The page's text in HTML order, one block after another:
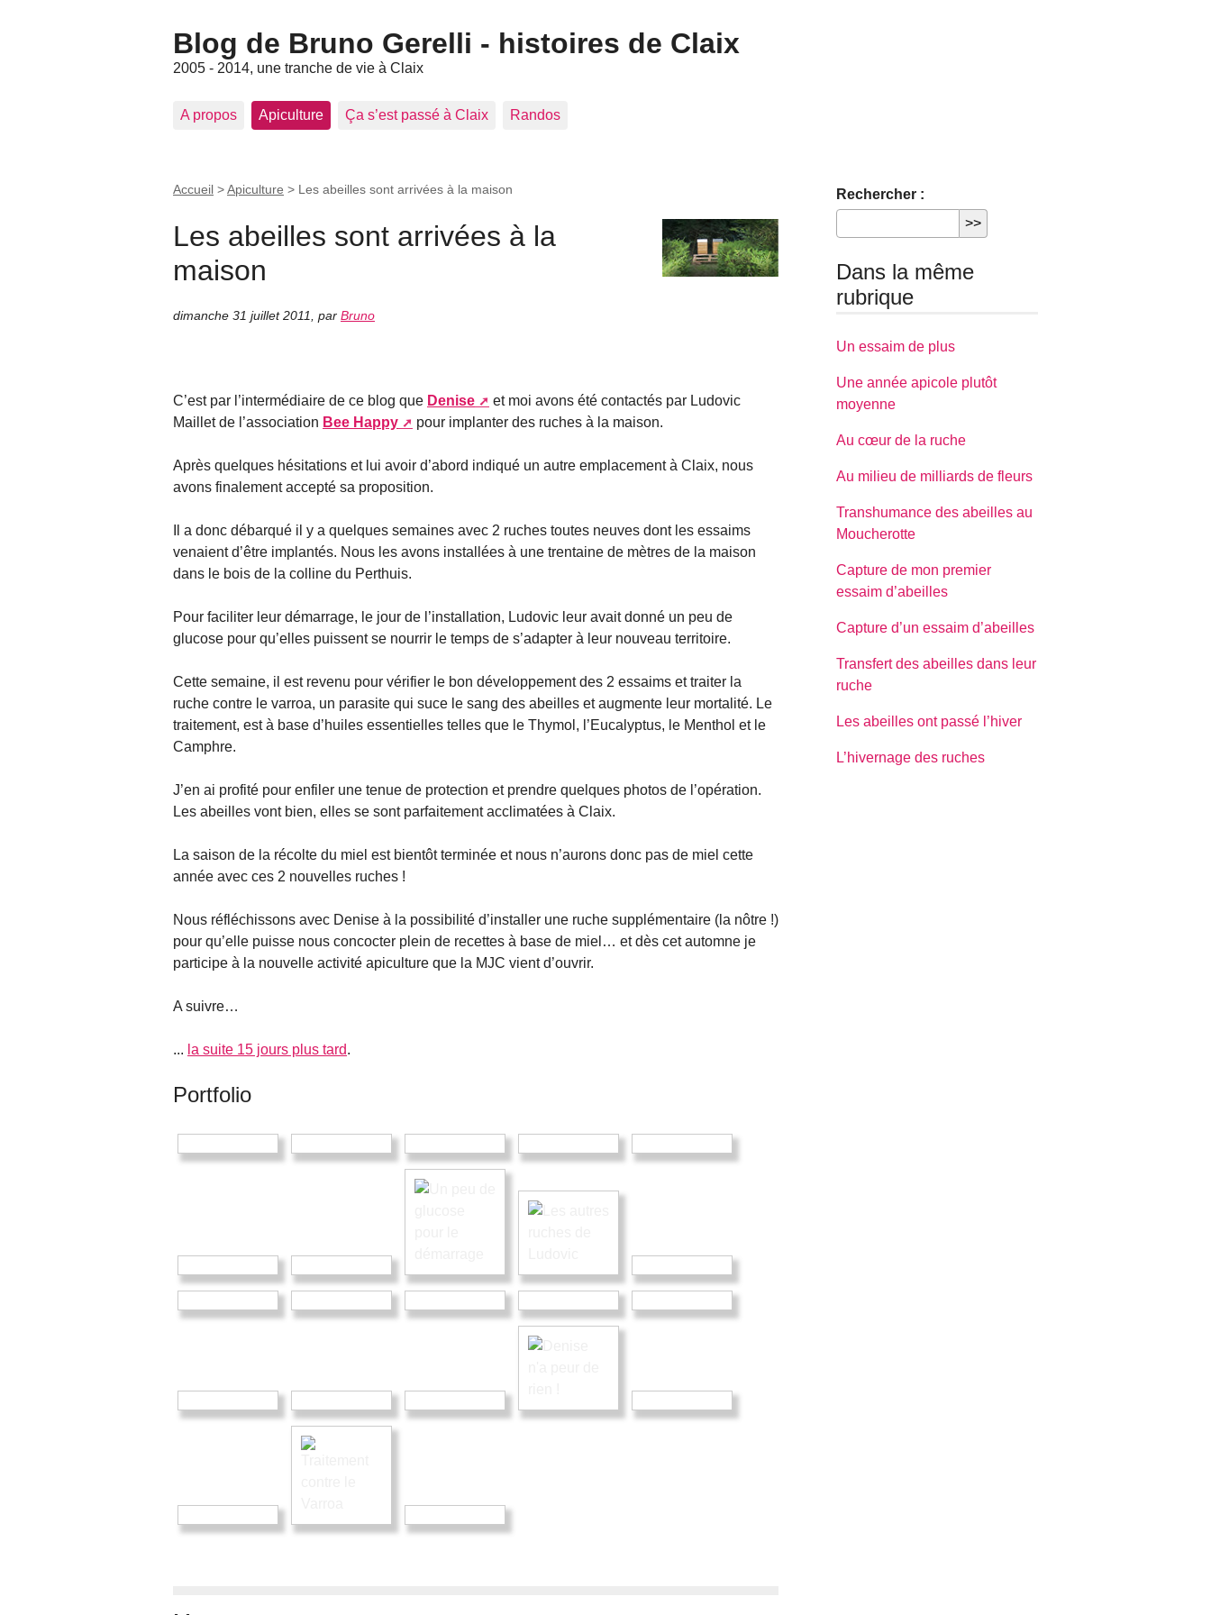
Blog de Bruno Gerelli - histoires de Claix
2005 - 2014, une tranche de vie à Claix
A propos Apiculture Ça s’est passé à Claix Randos
Accueil >Apiculture > Les abeilles sont arrivées à la maison
Les abeilles sont arrivées à la
maison
dimanche 31 juillet 2011 par Bruno
C’est par l’intermédiaire de ce blog que Denise
et moi avons été contactés par Ludovic
Maillet de l’association Bee Happy pour implanter des ruches à la maison.
Après quelques hésitations et lui avoir d’abord indiqué un autre emplacement à Claix, nous
avons finalement accepté sa proposition.
Il a donc débarqué il y a quelques semaines avec 2 ruches toutes neuves dont les essaims
venaient d’être implantés. Nous les avons installées à une trentaine de mètres de la maison
dans le bois de la colline du Perthuis.
Pour faciliter leur démarrage, le jour de l’installation, Ludovic leur avait donné un peu de
glucose pour qu’elles puissent se nourrir le temps de s’adapter à leur nouveau territoire.
Cette semaine, il est revenu pour vérifier le bon développement des 2 essaims et traiter la
ruche contre le varroa, un parasite qui suce le sang des abeilles et augmente leur mortalité. Le
traitement, est à base d’huiles essentielles telles que le Thymol, l’Eucalyptus, le Menthol et le
Camphre.
J’en ai profité pour enfiler une tenue de protection et prendre quelques photos de l’opération.
Les abeilles vont bien, elles se sont parfaitement acclimatées à Claix.
La saison de la récolte du miel est bientôt terminée et nous n’aurons donc pas de miel cette
année avec ces 2 nouvelles ruches !
Nous réfléchissons avec Denise à la possibilité d’installer une ruche supplémentaire (la nôtre !)
pour qu’elle puisse nous concocter plein de recettes à base de miel… et dès cet automne je
participe à la nouvelle activité apiculture que la MJC vient d’ouvrir.
A suivre…
... la suite 15 jours plus tard.
Portfolio
Rechercher :
Dans la même
rubrique
Un essaim de plus
Une année apicole plutôt
moyenne
Au cœur de la ruche
Au milieu de milliards de fleurs
Transhumance des abeilles au
Moucherotte
Capture de mon premier
essaim d’abeilles
Capture d’un essaim d’abeilles
Transfert des abeilles dans leur
ruche
Les abeilles ont passé l’hiver
L’hivernage des ruches